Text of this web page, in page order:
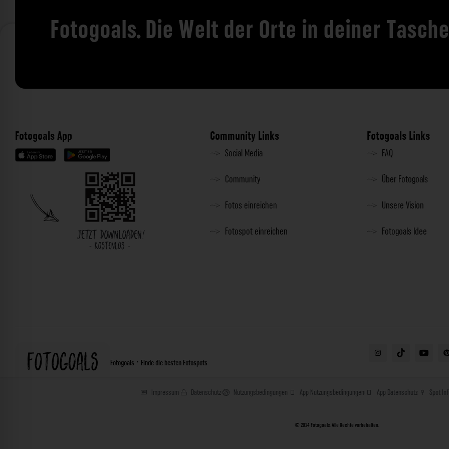
Fotogoals. Die Welt der Orte in deiner Tasche
Fotogoals App Community Links
Social Media
Community
Fotos einreichen
Fotospot einreichen
Fotogoals Links
FAQ
Über Fotogoals
Unsere Vision
Fotogoals Idee
Fotogoals · Finde die besten Fotospots
Impressum Datenschutz Nutzungsbedingungen App Nutzungsbedingungen App Datenschutz Spot
© 2024 Fotogoals. Alle Rechte vorbehalten.